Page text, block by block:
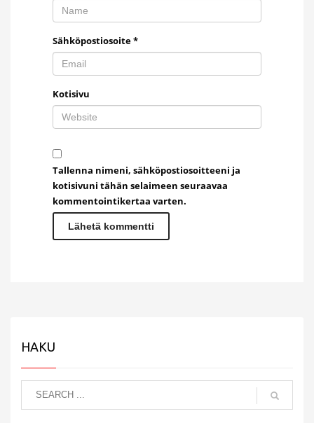
Sähköpostiosoite*
Kotisivu
Tallenna nimeni, sähköpostiosoitteeni ja
kotisivuni tähän selaimeen seuraavaa
kommentointikertaa varten.
HAKU